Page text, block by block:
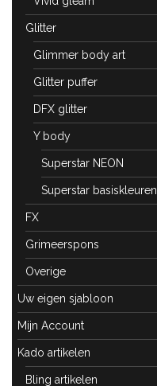
Glitter
Glimmer body art
Glitter puffer
DFX glitter
Y body
Superstar NEON
Superstar basiskleuren
FX
Grimeerspons
Overige
Uw eigen sjabloon
Mijn Account
Kado artikelen
Bling artikelen